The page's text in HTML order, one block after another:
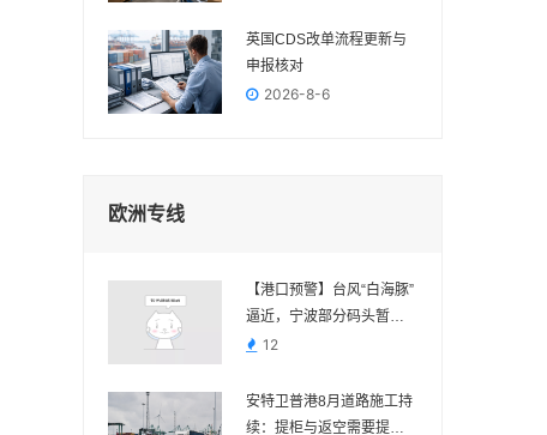
英国CDS改单流程更新与
申报核对
2026-8-6
欧洲专线
【港口预警】台风“白海豚”
逼近，宁波部分码头暂停
作业，近期出货请提前规
12
安特卫普港8月道路施工持
续：提柜与返空需要提前